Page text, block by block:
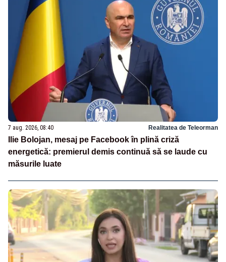
7 aug. 2026, 08:40 Realitatea de Teleorman
Ilie Bolojan, mesaj pe Facebook în plină criză
energetică: premierul demis continuă să se laude cu
măsurile luate